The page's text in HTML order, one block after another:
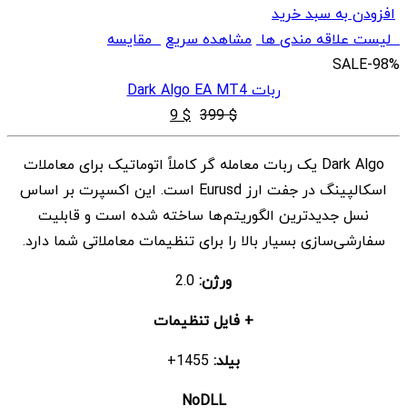
افزودن به سبد خرید
لیست علاقه مندی ها مشاهده سریعمقایسه
SALE-98%
ربات Dark Algo EA MT4
$
399
قیمت
اصلی
$ 399
بود.
$
9 قیمت
فعلی
$ 9
است.
Dark Algo یک ربات معامله گر کاملاً اتوماتیک برای معاملات
اسکالپینگ در جفت ارز Eurusd است. این اکسپرت بر اساس
نسل جدیدترین الگوریتم‌ها ساخته شده است و قابلیت
سفارشی‌سازی بسیار بالا را برای تنظیمات معاملاتی شما دارد.
ورژن:
+ فایل تنظیمات
بیلد:
NoDLL